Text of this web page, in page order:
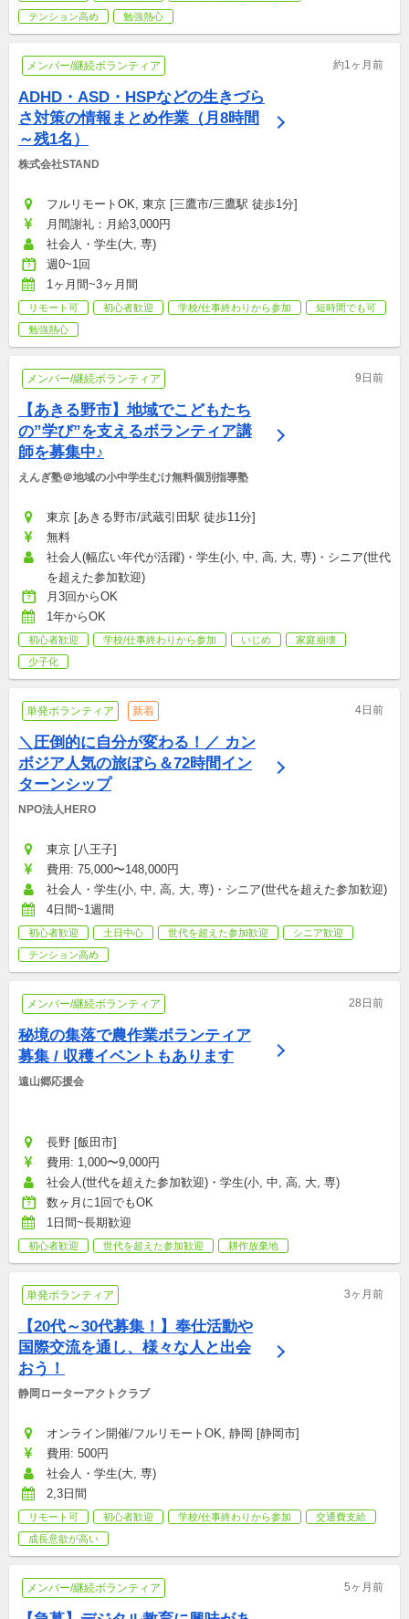
テンション高め
勉強熱心
メンバー/継続ボランティア 約1ヶ月前
ADHD・ASD・HSPなどの生きづら
さ対策の情報まとめ作業（月8時間
～残1名）
株式会社STAND
フルリモートOK, 東京 [三鷹市/三鷹駅 徒歩1分]
月間謝礼：月給3,000円
社会人・学生(大, 専)
週0~1回
1ヶ月間~3ヶ月間
リモート可 初心者歓迎 学校/仕事終わりから参加
短時間でも可
勉強熱心
メンバー/継続ボランティア 9日前
【あきる野市】地域でこどもたち
の”学び”を支えるボランティア講
師を募集中♪
えんぎ塾＠地域の小中学生むけ無料個別指導塾
東京 [あきる野市/武蔵引田駅 徒歩11分]
無料
社会人(幅広い年代が活躍)・学生(小, 中, 高, 大, 専)・シニア(世代
を超えた参加歓迎)
月3回からOK
1年からOK
初心者歓迎 学校/仕事終わりから参加 いじめ
家庭崩壊
少子化
単発ボランティア 新着 4日前
＼圧倒的に自分が変わる！／ カン
ボジア人気の旅ぼら＆72時間イン
ターンシップ
NPO法人HERO
東京 [八王子]
費用: 75,000〜148,000円
社会人・学生(小, 中, 高, 大, 専)・シニア(世代を超えた参加歓迎)
4日間~1週間
初心者歓迎 土日中心 世代を超えた参加歓迎
シニア歓迎
テンション高め
メンバー/継続ボランティア 28日前
秘境の集落で農作業ボランティア
募集 / 収穫イベントもあります
遠山郷応援会
長野 [飯田市]
費用: 1,000〜9,000円
社会人(世代を超えた参加歓迎)・学生(小, 中, 高, 大, 専)
数ヶ月に1回でもOK
1日間~長期歓迎
初心者歓迎 世代を超えた参加歓迎 耕作放棄地
単発ボランティア 3ヶ月前
【20代～30代募集！】奉仕活動や
国際交流を通し、様々な人と出会
おう！
静岡ローターアクトクラブ
オンライン開催/フルリモートOK, 静岡 [静岡市]
費用: 500円
社会人・学生(大, 専)
2,3日間
リモート可 初心者歓迎 学校/仕事終わりから参加
交通費支給
成長意欲が高い
メンバー/継続ボランティア 5ヶ月前